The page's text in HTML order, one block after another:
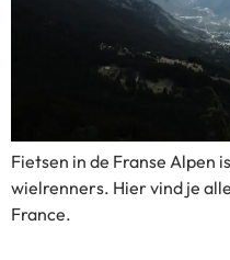
Fietsen in de Franse Alpen
wielrenners. Hier vind je
France.